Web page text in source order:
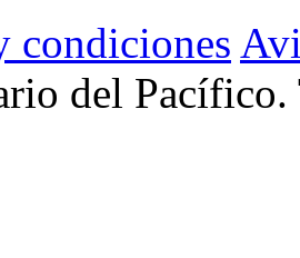
condiciones
del Pacífico.